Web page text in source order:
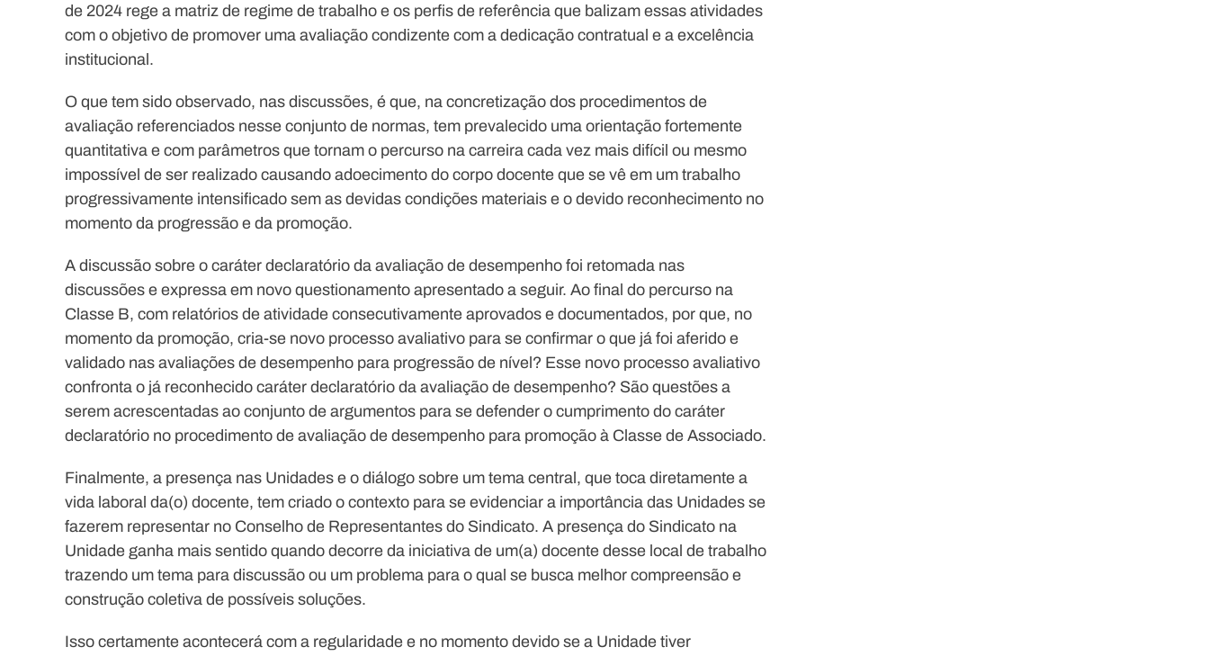
de 2024 rege a matriz de regime de trabalho e os perfis de referência que balizam essas atividades
com o objetivo de promover uma avaliação condizente com a dedicação contratual e a excelência
institucional.
O que tem sido observado, nas discussões, é que, na concretização dos procedimentos de
avaliação referenciados nesse conjunto de normas, tem prevalecido uma orientação fortemente
quantitativa e com parâmetros que tornam o percurso na carreira cada vez mais difícil ou mesmo
impossível de ser realizado causando adoecimento do corpo docente que se vê em um trabalho
progressivamente intensificado sem as devidas condições materiais e o devido reconhecimento no
momento da progressão e da promoção.
A discussão sobre o caráter declaratório da avaliação de desempenho foi retomada nas
discussões e expressa em novo questionamento apresentado a seguir. Ao final do percurso na
Classe B, com relatórios de atividade consecutivamente aprovados e documentados, por que, no
momento da promoção, cria-se novo processo avaliativo para se confirmar o que já foi aferido e
validado nas avaliações de desempenho para progressão de nível? Esse novo processo avaliativo
confronta o já reconhecido caráter declaratório da avaliação de desempenho? São questões a
serem acrescentadas ao conjunto de argumentos para se defender o cumprimento do caráter
declaratório no procedimento de avaliação de desempenho para promoção à Classe de Associado.
Finalmente, a presença nas Unidades e o diálogo sobre um tema central, que toca diretamente a
vida laboral da(o) docente, tem criado o contexto para se evidenciar a importância das Unidades se
fazerem representar no Conselho de Representantes do Sindicato. A presença do Sindicato na
Unidade ganha mais sentido quando decorre da iniciativa de um(a) docente desse local de trabalho
trazendo um tema para discussão ou um problema para o qual se busca melhor compreensão e
construção coletiva de possíveis soluções.
Isso certamente acontecerá com a regularidade e no momento devido se a Unidade tiver